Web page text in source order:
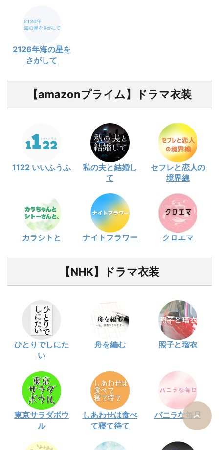
2126年海の星を
さがして
【amazonプライム】ドラマ衣装
1122 いいふうふ
私の夫と結婚し
て
セフレと恋人の
境界線
カラシトと ナイトフラワー クロエマ
【NHK】ドラマ衣装
ひとりでしにた
い
舟を編む 照子と瑠衣
東京サラダボウ
ル
しあわせは食べ
て寝て待て
バニラな毎日